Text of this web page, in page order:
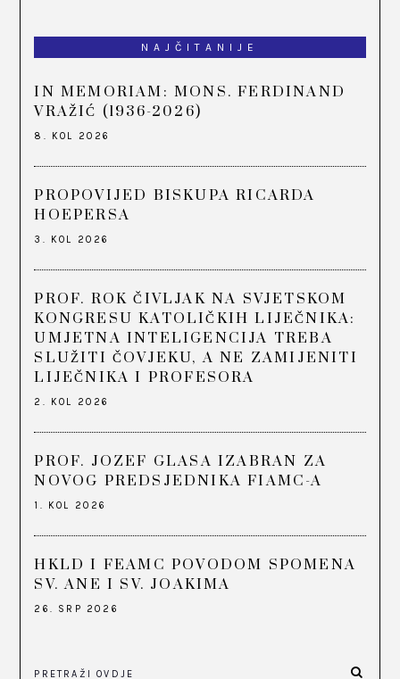
NAJČITANIJE
IN MEMORIAM: MONS. FERDINAND
VRAŽIĆ (1936-2026)
8. KOL 2026
PROPOVIJED BISKUPA RICARDA
HOEPERSA
3. KOL 2026
PROF. ROK ČIVLJAK NA SVJETSKOM
KONGRESU KATOLIČKIH LIJEČNIKA:
UMJETNA INTELIGENCIJA TREBA
SLUŽITI ČOVJEKU, A NE ZAMIJENITI
LIJEČNIKA I PROFESORA
2. KOL 2026
PROF. JOZEF GLASA IZABRAN ZA
NOVOG PREDSJEDNIKA FIAMC-A
1. KOL 2026
HKLD I FEAMC POVODOM SPOMENA
SV. ANE I SV. JOAKIMA
26. SRP 2026